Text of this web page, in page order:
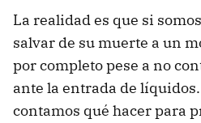
La realidad es que si
salvar de su muerte a un
por completo pese a no
ante la entrada de
contamos qué hacer para